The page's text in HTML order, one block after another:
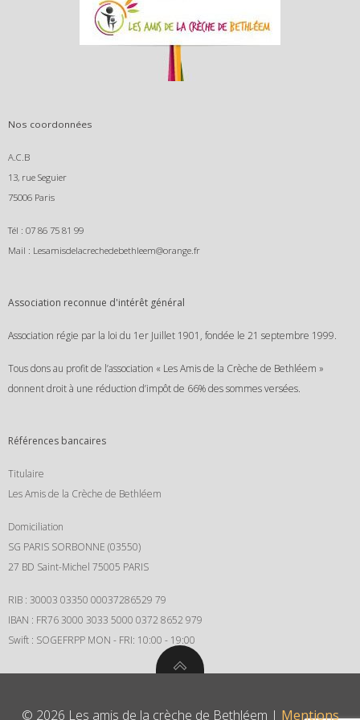
Nos coordonnées
A.C.B
13, rue Seguier
75006 Paris
Tél : 07 86 75 81 99
Mail : Lesamisdelacrechedebethleem@orange.fr
Association reconnue d'intérêt général
Association régie par la loi du 1er Juillet 1901, fondée le 21 septembre 1999.
Tous dons au profit de l’association « Les Amis de la Crèche de Bethléem »
donnent droit à une réduction d’impôt de 66% des sommes versées.
Références bancaires
Titulaire
Les Amis de la Crèche de Bethléem
Domiciliation
SG PARIS SORBONNE (03550)
27 BD Saint-Michel 75005 PARIS
RIB : 30003 03350 00037286529 79
IBAN : FR76 3000 3033 5000 0372 8652 979
Swift : SOGEFRPP MON - FRI: 10:00 - 19:00
© 2026 Les amis de la crèche de Bethléem | Mentions